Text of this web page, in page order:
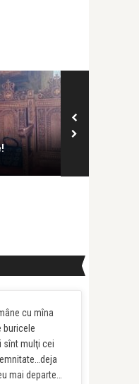
cu mîna
buricele
sînt mulţi cei
mai departe…